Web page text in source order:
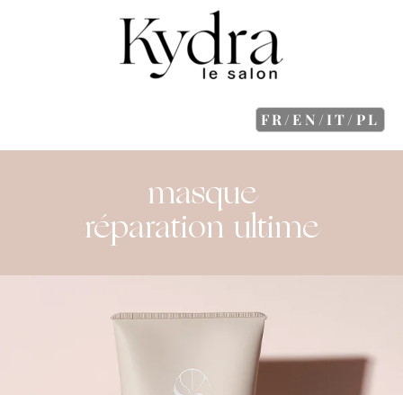
FR/EN/IT/PL
masque
réparation ultime